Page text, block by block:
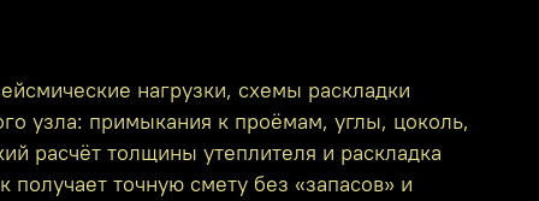
нагрузки, схемы раскладки
узла: примыкания к проёмам, углы, цоколь,
расчёт толщины утеплителя и раскладка
точную смету без «запасов» и